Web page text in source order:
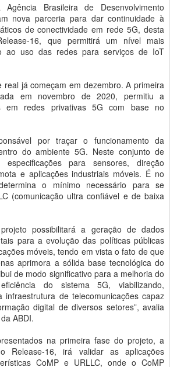
Brasileira de Desenvolvimento
nova parceria para dar continuidade à
de conectividade em rede 5G, desta
16, que permitirá um nível mais
ao uso das redes para serviços de IoT
real já começam em dezembro. A primeira
em novembro de 2020, permitiu a
em redes privativas 5G com base no
por traçar o funcionamento da
do ambiente 5G. Neste conjunto de
para sensores, direção
e aplicações industriais móveis. É no
o mínimo necessário para se
(comunicação ultra confiável e de baixa
possibilitará a geração de dados
para a evolução das políticas públicas
móveis, tendo em vista o fato de que
aprimora a sólida base tecnológica do
de modo significativo para a melhoria do
do sistema 5G, viabilizando,
infraestrutura de telecomunicações capaz
digital de diversos setores”, avalia
ABDI.
na primeira fase do projeto, a
Release-16, irá validar as aplicações
CoMP e URLLC, onde o CoMP